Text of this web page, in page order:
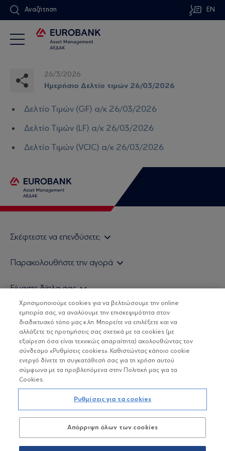
Αναζήτηση EN
26/3/2026
Ημερήσιο Δελτίο τιμών 26/03/2026
Δελτίο Τιμών (GF) α/κ 26/03/2026
Δελτίο Τιμών (LF) α/κ 26/03/2026
Δελτίο Τιμών (VCIC) α/κ 26/03/2026
Σκέφτεστε να επενδύσετε;
Τιμολογιακή Πολιτική
Δείτε τις πολιτικές μας
Βασικές Γνώσεις
Παρακολουθήστε την αγορά
Τα νέα μας
Χρήσιμοι σύνδεσμοι
Είμαστε δίπλα σας
H Eurobank Asset Management ΑΕΔΑΚ
Επενδυτική φιλοσοφία ESG
Πιστοποιημένα στελέχη και συνεργάτες
Αποστολή Βιογραφικών
ΟΙ ΟΣΕΚΑ ΔΕΝ ΕΧΟΥΝ ΕΓΓΥΗΜΕΝΗ ΑΠΟΔΟΣΗ ΚΑΙ ΟΙ
ΠΡΟΗΓΟΥΜΕΝΕΣ ΑΠΟΔΟΣΕΙΣ ΔΕΝ ΔΙΑΣΦΑΛΙΖΟΥΝ ΤΙΣ
ΜΕΛΛΟΝΤΙΚΕΣ
Copyright © Eurobank ΑΕΔΑΚ
Προστασία Προσωπικών Δεδομένων
Όροι χρήσης
Χρησιμοποιούμε cookies για να βελτιώσουμε την online
εμπειρία σας, να αναλύουμε την επισκεψιμότητα στον
διαδικτυακό τόπο μας κ.λπ. Μπορείτε να επιλέξετε και να
αλλάξετε τις προτιμήσεις σας σχετικά με τα cookies (με
εξαίρεση όσα είναι τεχνικώς απαραίτητα) ακολουθώντας τον
σύνδεσμο «Ρυθμίσεις cookies». Καθιστώντας κάποιο cookie
ενεργό δίνετε τη συγκατάθεσή σας για τη χρήση αυτού
σύμφωνα με τα προβλεπόμενα στην Πολιτική μας για τα
Cookies.
Ρυθμίσεις για τα cookies
Απόρριψη όλων των cookies